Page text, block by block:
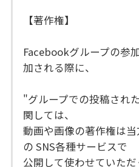
【著作権】
Facebookグループの参
加される際に、
"グループでの投稿され
関しては、
動画や画像の著作権は
の SNS各種サービスで
公開して使わせていただ